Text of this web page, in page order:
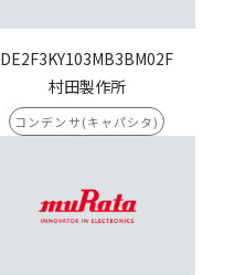
DE2F3KY103MB3BM02F
村田製作所
コンデンサ(キャパシタ)